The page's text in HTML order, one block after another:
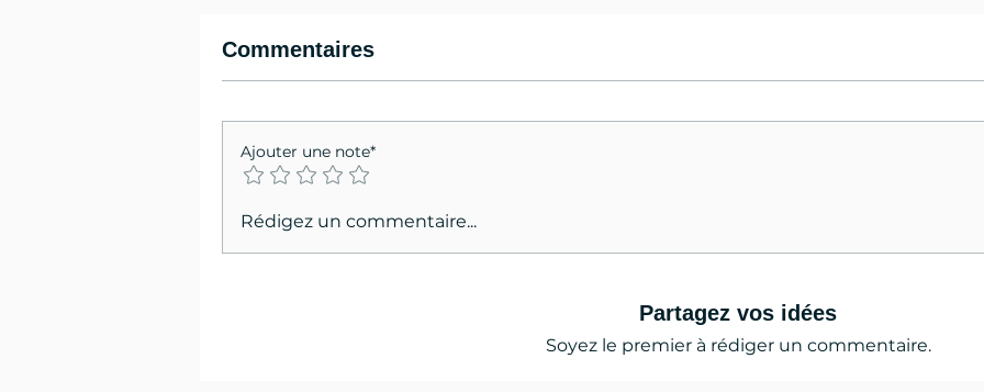
Commentaires
Ajouter une note*
Rédigez un commentaire...
Partagez vos idées
Soyez le premier à rédiger un commentaire.